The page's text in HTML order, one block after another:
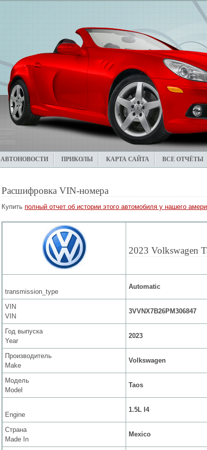
АВТОНОВОСТИ ПРИКОЛЫ КАРТА САЙТА ВСЕ ОТЧЁТЫ
Расшифровка VIN-номера
Купить полный отчет об истории этого автомобиля у нашего
2023 Volkswagen
transmission_type
Automatic
VIN
VIN
3VVNX7B26PM306847
Год выпуска
Year
2023
Производитель
Make
Volkswagen
Модель
Model
Taos
Engine
1.5L I4
Страна
Made In
Mexico